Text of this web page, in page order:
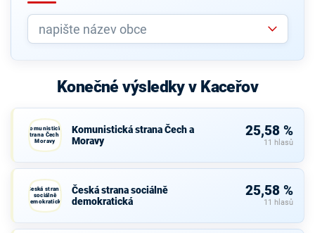
Konečné výsledky v Kaceřov
Komunistická
strana Čech a
Moravy
Komunistická strana Čech a
Moravy
25,58 %
11 hlasů
Česká strana
sociálně
demokratická
Česká strana sociálně
demokratická
25,58 %
11 hlasů